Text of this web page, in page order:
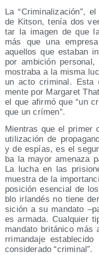
La “Cri­mi­na­li­za­ción”,
de Kitson, tenía dos
tar la ima­gen de que
más que una
aque­llos que esta­ban
por ambi­ción
mos­tra­ba a la mis­ma
un acto cri­mi­nal. Esta
men­te por Mar­ga­ret
el que afir­mó que “un
que un crímen”.
Mien­tras que el pri­mer
uti­li­za­ción de
y de espías, es el
ba la mayor ame­na­za
La lucha en las
mues­tra de la
posi­ción esen­cial de
blo irlan­dés no tie­ne
si­ción a su man­da­to
es arma­da. Cual­quier
man­da­to bri­tá­ni­co
rri­man­da­je
con­si­de­ra­do “cri­mi­nal”.